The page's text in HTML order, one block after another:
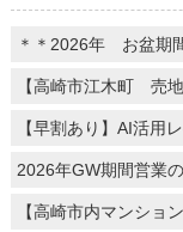
＊＊2026年 お盆期
【高崎市江木町 売
【早割あり】AI活用
2026年GW期間営業
【高崎市内マンショ